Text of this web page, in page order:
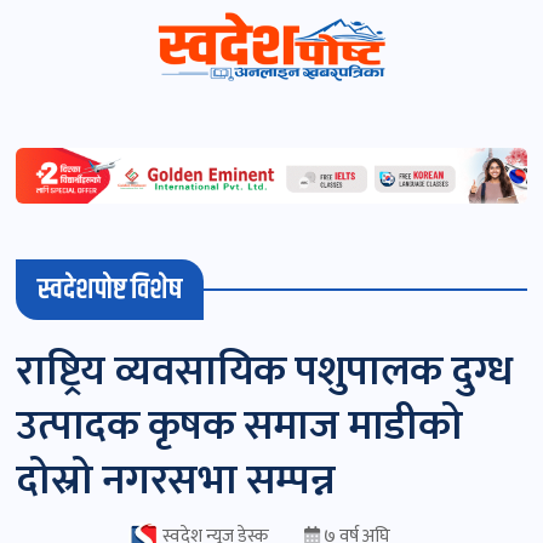
विशेष
माडी
(स्थानीय)
खबर
पोष्ट
चितवन
खबर
स्वदेशपोष्ट विशेष
राष्ट्रिय व्यवसायिक पशुपालक दुग्ध
उत्पादक कृषक समाज माडीको
दोस्रो नगरसभा सम्पन्न
स्वदेश न्यूज डेस्क ७ वर्ष अघि